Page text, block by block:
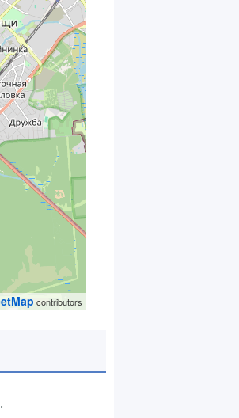
contributors